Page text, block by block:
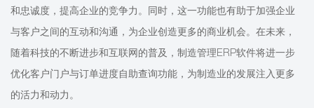
和忠诚度，提高企业的竞争力。同时，这一功能也有助于加强企业
与客户之间的互动和沟通，为企业创造更多的商业机会。在未来，
随着科技的不断进步和互联网的普及，制造管理ERP软件将进一步
优化客户门户与订单进度自助查询功能，为制造业的发展注入更多
的活力和动力。